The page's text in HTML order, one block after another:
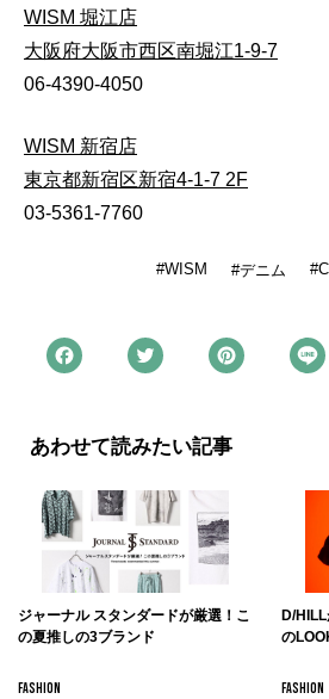
WISM 堀江店
大阪府大阪市西区南堀江1-9-7
06-4390-4050
WISM 新宿店
東京都新宿区新宿4-1-7 2F
03-5361-7760
WISM デニム
あわせて読みたい記事
ジャーナル スタンダードが厳選！こ
の夏推しの3ブランド
FASHION
D/
の
FASHION